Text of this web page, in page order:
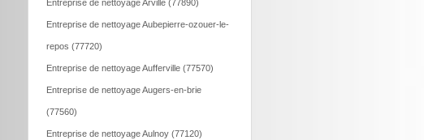
Entreprise de nettoyage Arville (77890)
Entreprise de nettoyage Aubepierre-ozouer-le-
repos (77720)
Entreprise de nettoyage Aufferville (77570)
Entreprise de nettoyage Augers-en-brie
(77560)
Entreprise de nettoyage Aulnoy (77120)